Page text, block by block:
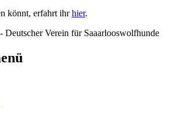
könnt, erfahrt ihrhier.
Verein für Saaarlooswolfhunde